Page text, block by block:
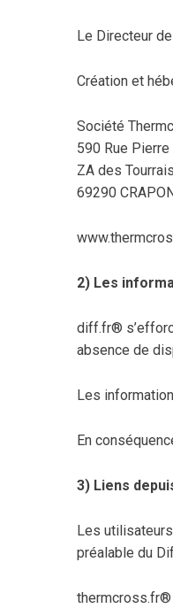
Le Directeur
Création et
Société
590 Rue
ZA des Tourrais
69290
2) Les
diff.fr®
absence de
Les
En
3) Liens
Les
préalable du
thermcross.fr®